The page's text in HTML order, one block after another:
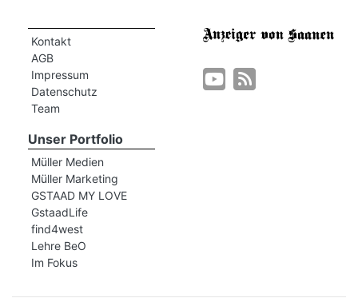
Kontakt
AGB
Impressum
Datenschutz
Team
Unser Portfolio
Müller Medien
Müller Marketing
GSTAAD MY LOVE
GstaadLife
find4west
Lehre BeO
Im Fokus